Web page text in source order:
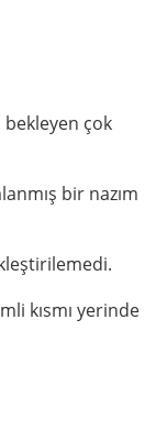
bekleyen çok
bir nazım
kısmı yerinde